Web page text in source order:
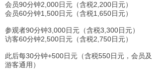
会员90分钟2,000日元（含税2,200日元）
会员60分钟1,500日元（含税1,650日元）
​参观者90分钟3,000日元（含税3,300日元）
访客60分钟2,500日元（含税2,750日元）
​此后每30分钟+500日元（含税550日元，会员及
游客通用）